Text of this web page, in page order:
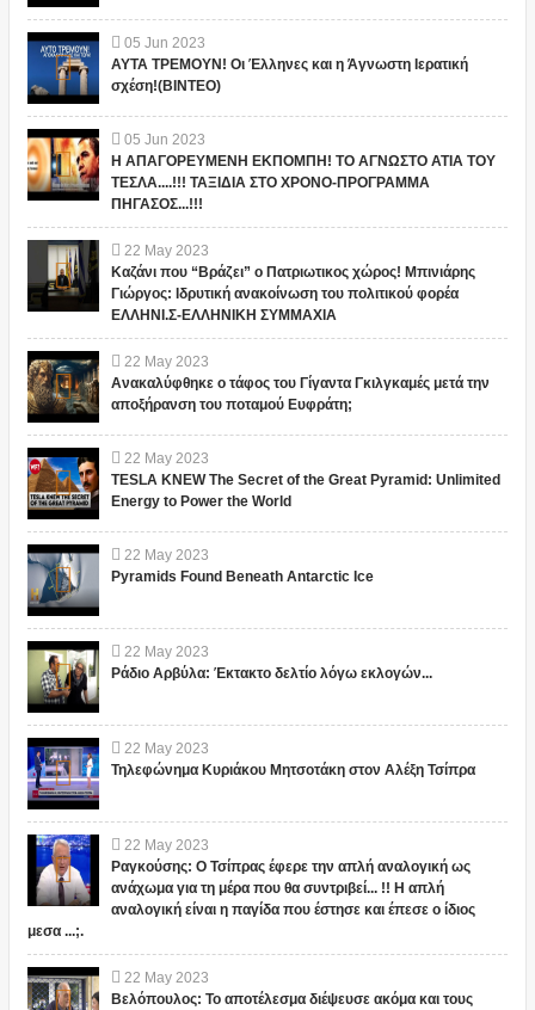
05 Jun 2023
ΑΥΤΑ ΤΡΕΜΟΥΝ! Οι Έλληνες και η Άγνωστη Ιερατική
σχέση!(ΒΙΝΤΕΟ)
05 Jun 2023
Η ΑΠΑΓΟΡΕΥΜΕΝΗ ΕΚΠΟΜΠΗ! ΤΟ ΑΓΝΩΣΤΟ ΑΤΙΑ ΤΟΥ
ΤΕΣΛΑ....!!! ΤΑΞΙΔΙΑ ΣΤΟ ΧΡΟΝΟ-ΠΡΟΓΡΑΜΜΑ
ΠΗΓΑΣΟΣ...!!!
22 May 2023
Καζάνι που “Βράζει” ο Πατριωτικος χώρος! Μπινιάρης
Γιώργος: Ιδρυτική ανακοίνωση του πολιτικού φορέα
ΕΛΛΗΝΙ.Σ-ΕΛΛΗΝΙΚΗ ΣΥΜΜΑΧΙΑ
22 May 2023
Ανακαλύφθηκε ο τάφος του Γίγαντα Γκιλγκαμές μετά την
αποξήρανση του ποταμού Ευφράτη;
22 May 2023
TESLA KNEW The Secret of the Great Pyramid: Unlimited
Energy to Power the World
22 May 2023
Pyramids Found Beneath Antarctic Ice
22 May 2023
Ράδιο Αρβύλα: Έκτακτο δελτίο λόγω εκλογών...
22 May 2023
Τηλεφώνημα Κυριάκου Μητσοτάκη στον Αλέξη Τσίπρα
22 May 2023
Ραγκούσης: Ο Τσίπρας έφερε την απλή αναλογική ως
ανάχωμα για τη μέρα που θα συντριβεί... !! Η απλή
αναλογική είναι η παγίδα που έστησε και έπεσε ο ίδιος
μεσα ...;.
22 May 2023
Βελόπουλος: Το αποτέλεσμα διέψευσε ακόμα και τους